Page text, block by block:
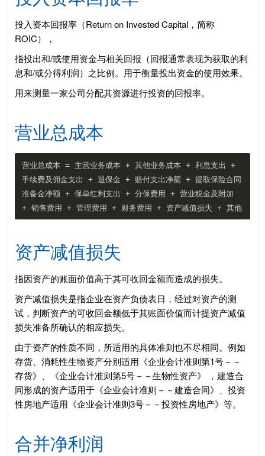
投入资本回报率（Return on Invested Capital，简称
ROIC），
指投出和/或使用资金与相关回报（回报通常表现为获取的利
息和/或分得利润）之比例。用于衡量投出资金的使用效果。
用来测量一家公司分配其资源进行投资的回报率。
营业总成本
营业总成本 = 主营业务成本 + 其他业务成本 + 利息支出 +
手续费及佣金支出 + 退保金 + 赔付支出净额 + 提取保险合同
准备金净额 + 保单红利支出 + 分保费用 + 营业税金及附加
资产减值损失
指因资产的账面价值高于其可收回金额而造成的损失。
资产减值损失是指企业在资产负债表日，经过对资产的测
试，判断资产的可收回金额低于其账面价值而计提资产减值
损失准备所确认的相应损失。
由于资产的性质不同，所适用的具体准则也不尽相同。例如
存货、消耗性生物资产分别适用《企业会计准则第1号－－
存货》、《企业会计准则第5号－－生物性资产》 ，建造合
同形成的资产适用于《企业会计准则－－建造合同》、投资
性房地产适用《企业会计准则3号－－投资性房地产》等。
合并净利润